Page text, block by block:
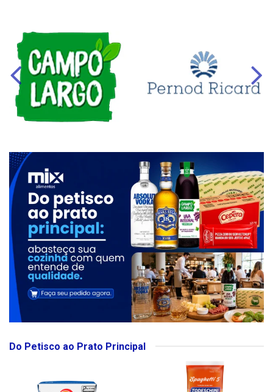
Do Petisco ao Prato Principal